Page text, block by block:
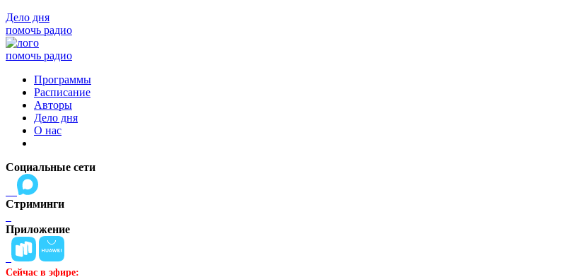
Дело дня
помочь радио
помочь радио
Программы
Расписание
Авторы
Дело дня
О нас
Социальные сети
Стриминги
Приложение
Сейчас в эфире: